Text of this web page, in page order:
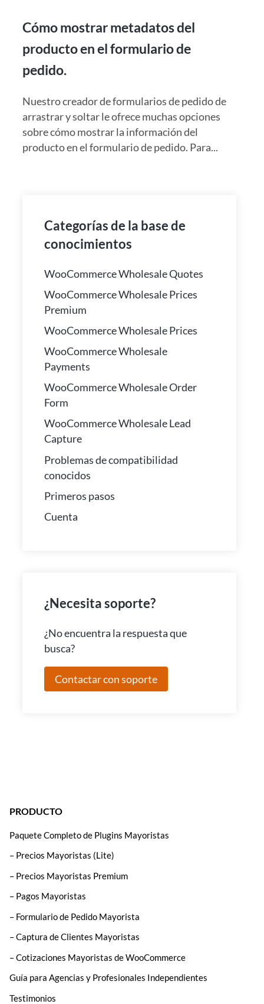
Cómo mostrar metadatos del
producto en el formulario de
pedido.
Nuestro creador de formularios de pedido de
arrastrar y soltar le ofrece muchas opciones
sobre cómo mostrar la información del
producto en el formulario de pedido. Para...
Categorías de la base de
conocimientos
WooCommerce Wholesale Quotes
WooCommerce Wholesale Prices
Premium
WooCommerce Wholesale Prices
WooCommerce Wholesale
Payments
WooCommerce Wholesale Order
Form
WooCommerce Wholesale Lead
Capture
Problemas de compatibilidad
conocidos
Primeros pasos
Cuenta
¿Necesita soporte?
¿No encuentra la respuesta que
busca?
Contactar con soporte
PRODUCTO
Paquete Completo de Plugins Mayoristas
– Precios Mayoristas (Lite)
– Precios Mayoristas Premium
– Pagos Mayoristas
– Formulario de Pedido Mayorista
– Captura de Clientes Mayoristas
– Cotizaciones Mayoristas de WooCommerce
Guía para Agencias y Profesionales Independientes
Testimonios